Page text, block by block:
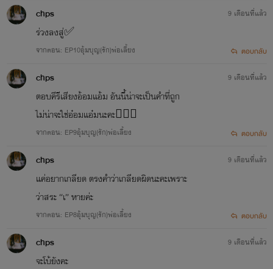
chps
ร่วงลงสู่✅
จากตอน: EP10อุ้มบุญ(รัก)พ่อเลี้ยง
9 เดือนที่แล้ว
ตอบกลับ
chps
ตอบคีรีเสียงอ้อมแอ้ม อันนี้น่าจะเป็นคำที่ถูก
ไม่น่าจะใช่อ๋อมแอ๋มนะคะ🙇🏻‍♂️
จากตอน: EP9อุ้มบุญ(รัก)พ่อเลี้ยง
9 เดือนที่แล้ว
ตอบกลับ
chps
แค่อยากเกลียด ตรงคำว่าเกลียดผิดนะคะเพราะ
ว่าสระ “เ” หายค่ะ
จากตอน: EP8อุ้มบุญ(รัก)พ่อเลี้ยง
9 เดือนที่แล้ว
ตอบกลับ
chps
จะโบ้ยังคะ
9 เดือนที่แล้ว